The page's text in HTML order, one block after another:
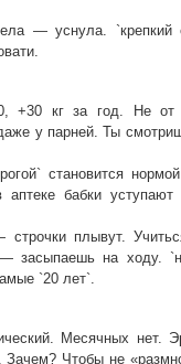
— уснула. `крепкий
+30 кг за год. Не
у парней. Ты
становится
бабки
строчки плывут.
засыпаешь на ходу.
`20 лет`.
Месячных нет.
Зачем? Чтобы не